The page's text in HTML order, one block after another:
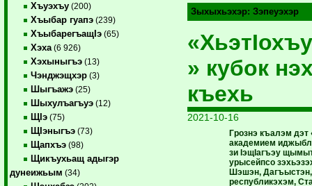
Хъуэхъу (200)
Хъыбар гуапэ (239)
ХъыбарегъащIэ (65)
Хэха (6 926)
Хэхыныгъэ (13)
Чэнджэщхэр (3)
Шыгъажэ (25)
Шыхулъагъуэ (12)
ЩIэ (75)
ЩIэныгъэ (73)
Щапхъэ (98)
Щикъухьащ адыгэр
дунеижьым (34)
Зыхыхьэхэр: Зэпеуэхэр
» кубок
къехь
2021-10-16
Грознэ къалэм
академием
зи IэщIагъэу
урысейпсо
Шэшэн,
республикэхэм,